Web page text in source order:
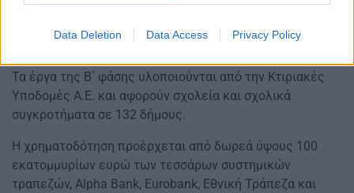
Data Deletion Data Access Privacy Policy
μαθητές και εκπαιδευτικούς
Ποιος υλοποιεί και χρηματοδοτεί τα έργα
Τα έργα της Β΄ φάσης υλοποιούνται από την Κτιριακές
Υποδομές Α.Ε. και αφορούν σχολεία και σχολικά
συγκροτήματα σε 132 δήμους.
Η χρηματοδότηση προέρχεται από δωρεά ύψους 100
εκατομμυρίων ευρώ των τεσσάρων συστημικών
τραπεζών, Alpha Bank, Eurobank, Εθνική Τράπεζα και